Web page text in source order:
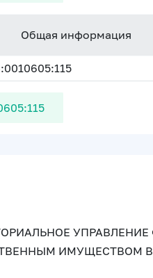
Общая информация
УПРАВЛЕНИЕ
ИМУЩЕСТВОМ